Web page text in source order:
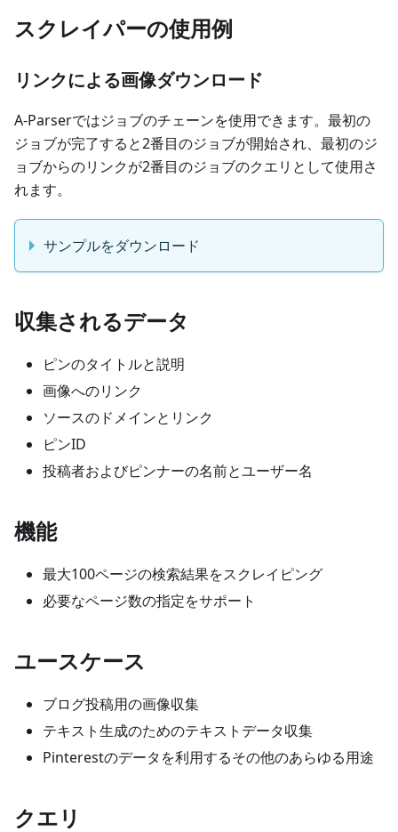
スクレイパーの使用例
リンクによる画像ダウンロード
A-Parserではジョブのチェーンを使用できます。最初の
ジョブが完了すると2番目のジョブが開始され、最初のジ
ョブからのリンクが2番目のジョブのクエリとして使用さ
れます。
サンプルをダウンロード
収集されるデータ
ピンのタイトルと説明
画像へのリンク
ソースのドメインとリンク
ピンID
投稿者およびピンナーの名前とユーザー名
機能
最大100ページの検索結果をスクレイピング
必要なページ数の指定をサポート
ユースケース
ブログ投稿用の画像収集
テキスト生成のためのテキストデータ収集
Pinterestのデータを利用するその他のあらゆる用途
クエリ